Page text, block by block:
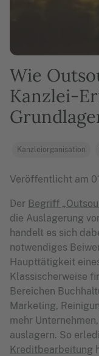
Wie
Kanzlei-
Kanzleiorganisation
Veröffentlicht am
Der Begriff
die Auslagerung
handelt es sich
notwendiges
Haupttätigkeit
Klassischerweise
Bereichen
Marketing,
mehr
auslagern. So
Kreditbearbeitung